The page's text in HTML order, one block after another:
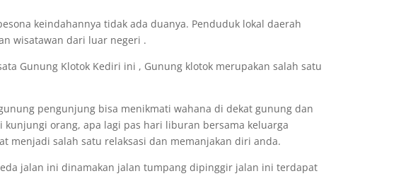
keindahannya tidak ada duanya. Penduduk lokal daerah
wisatawan dari luar negeri .
Gunung Klotok Kediri ini , Gunung klotok merupakan salah satu
pengunjung bisa menikmati wahana di dekat gunung dan
orang, apa lagi pas hari liburan bersama keluarga
menjadi salah satu relaksasi dan memanjakan diri anda.
jalan ini dinamakan jalan tumpang dipinggir jalan ini terdapat